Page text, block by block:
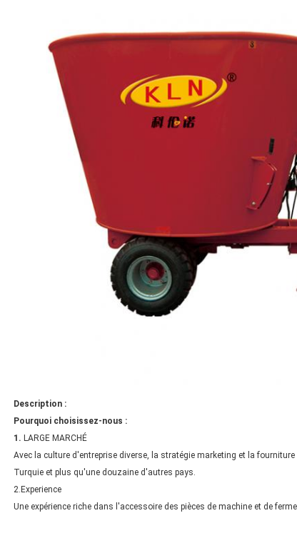
Description :
Pourquoi choisissez-nous :
1. LARGE MARCHÉ
Avec la culture d'entreprise diverse, la stratégie marketing et la
Turquie et plus qu'une douzaine d'autres pays.
2.Experience
Une expérience riche dans l'accessoire des pièces de machine et de